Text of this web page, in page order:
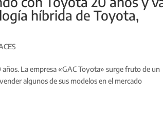
híbrida de Toyota,
La empresa «GAC Toyota» surge fruto de un
algunos de sus modelos en el mercado